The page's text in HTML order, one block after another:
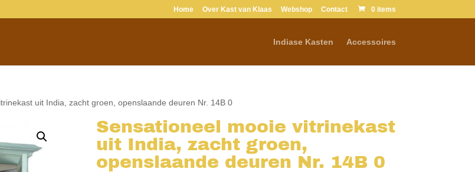
Home Over Kast van Klaas Webshop Contact 0 items
Indiase Kasten Accessoires
uit India, zacht groen, openslaande deuren Nr. 14B 0
Sensationeel mooie vitrinekast
uit India, zacht groen,
openslaande deuren Nr. 14B 0